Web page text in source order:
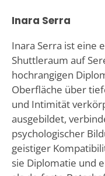
Inara Serra
Inara Serra ist eine
Shuttleraum auf
hochrangigen
Oberfläche über
und Intimität
ausgebildet,
psychologischer
geistiger
sie Diplomatie und